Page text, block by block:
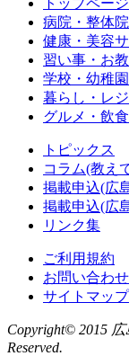
トップページ
病院・整体院
健康・美容
習い事・お
学校・幼稚
暮らし・レ
グルメ・飲
トピックス
コラム(教え
掲載申込(広
掲載申込(広
リンク集
ご利用規約
お問い合わせ
サイトマップ
Copyright© 2015
Reserved.